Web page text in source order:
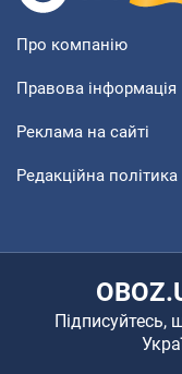
Про компанію
Правова інформація
Реклама на сайті
Редакційна політика
Підписуйтесь,